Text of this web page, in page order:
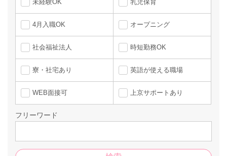
未経験OK 乳児保育
4月入職OK オープニング
社会福祉法人 時短勤務OK
寮・社宅あり 英語が使える職場
WEB面接可 上京サポートあり
フリーワード